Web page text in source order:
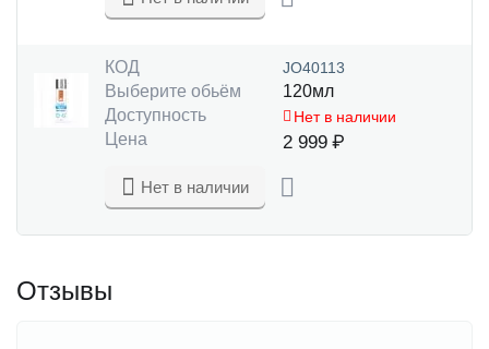
КОД JO40113
Выберите обьём
120мл
Доступность
Нет в наличии
Цена 2 999 ₽
Нет в наличии
Отзывы